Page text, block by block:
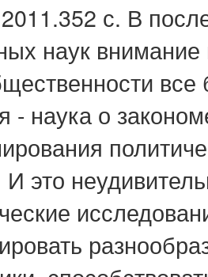
с. В
наук внимание
все
- наука о
И это